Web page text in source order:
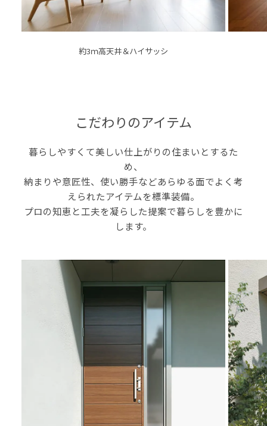
約3ｍ高天井＆ハイサッシ
こだわりのアイテム
暮らしやすくて美しい仕上がりの住まいとするた
め、
納まりや意匠性、使い勝手などあらゆる面でよく考
えられたアイテムを標準装備。
プロの知恵と工夫を凝らした提案で暮らしを豊かに
します。